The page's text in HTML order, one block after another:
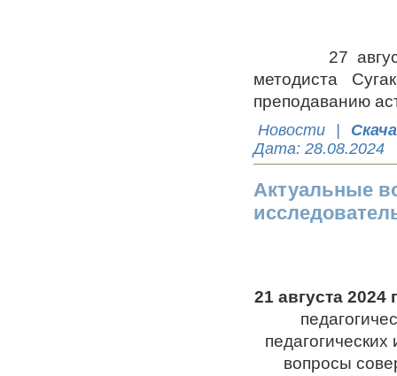
27 августа
методиста
преподаванию
Новости
Дата: 28.08.2024
Актуальные
21 августа 2024
вопросы